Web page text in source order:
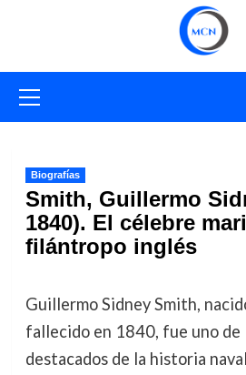
primario
Biografías
Smith, Guillermo
1840). El célebre
filántropo inglés
Guillermo Sidney Smith,
fallecido en 1840, fue uno de
destacados de la historia